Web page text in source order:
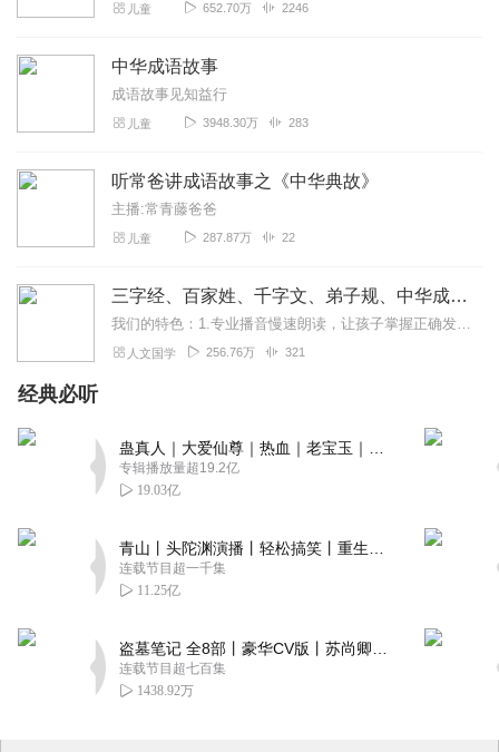
儿童 652.70万 2246
中华成语故事
成语故事见知益行
儿童 3948.30万 283
听常爸讲成语故事之《中华典故》
主播:常青藤爸爸
儿童 287.87万 22
三字经、百家姓、千字文、弟子规、中华成语故事
我们的特色：1.专业播音慢速朗读，让孩子掌握正确发音2.每集增加文字+拼音，适合孩子跟读3.精美的音质体验，让孩子身临其境爱上国学知识适合谁听1.适合各个年龄段...
人文国学 256.76万 321
经典必听
专辑播放量超19.2亿
19.03亿
连载节目超一千集
11.25亿
连载节目超七百集
1438.92万